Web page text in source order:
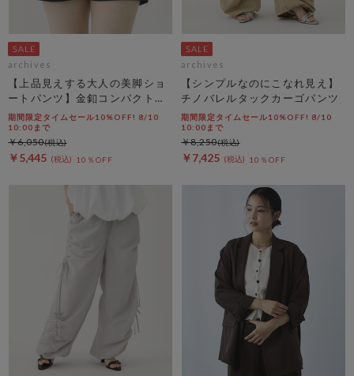
archives
【上品見えする大人の美脚ショ
ートパンツ】金釦コンパクトシ
ョートパンツ
期間限定タイムセール10%OFF! 8/10
10:00まで
￥5,445 10％OFF
￥6,050
archives
【シンプルなのにこなれ見え】
チノバレルタックカーゴパンツ
期間限定タイムセール10%OFF! 8/10
10:00まで
￥7,425 10％OFF
￥8,250